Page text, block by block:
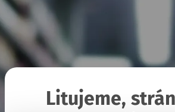
Litujeme,